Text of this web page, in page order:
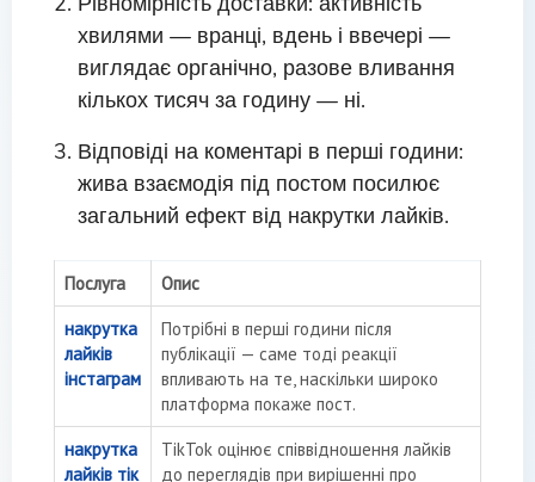
хвилями — вранці, вдень і ввечері —
виглядає органічно, разове вливання
кількох тисяч за годину — ні.
Відповіді на коментарі в перші години:
жива взаємодія під постом посилює
загальний ефект від накрутки лайків.
Послуга
Опис
накрутка
лайків
інстаграм
Потрібні в перші години після
публікації — саме тоді реакції
впливають на те, наскільки широко
платформа покаже пост.
накрутка
лайків тік
TikTok оцінює співвідношення лайків
до переглядів при вирішенні про